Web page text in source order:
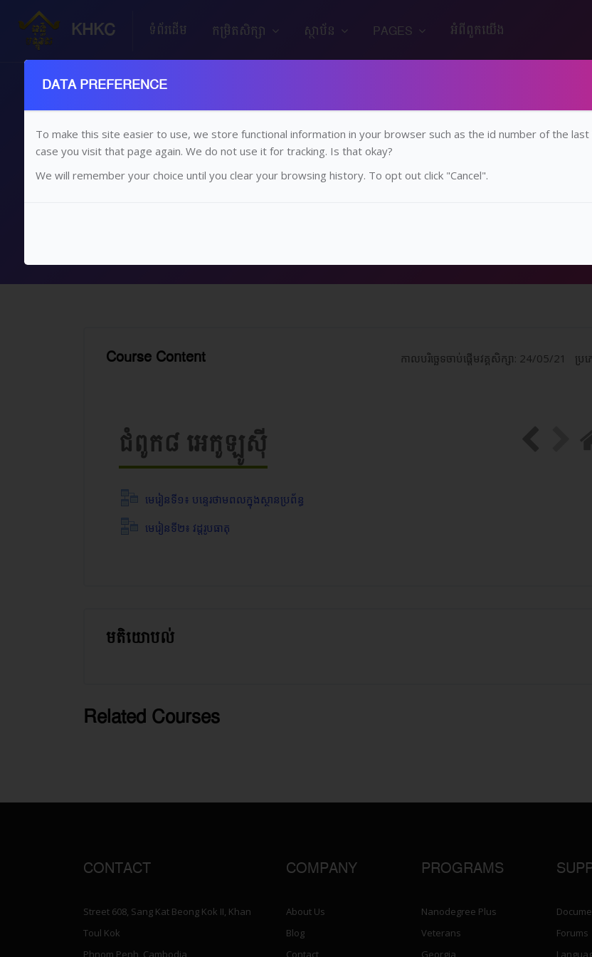
KHKC ទំព័រដើម កម្រិតសិក្សា ស្ថាប័ន PAGES អំពី​ពួក​យើង
ថ្នាក់ទី១២ ជីវវិទ្យា
Course Content កាលបរិច្ឆេទចាប់ផ្ដើមវគ្គសិក្សា: 24/05/21 ប្រ
ជំពូក៨ អេកូឡូស៊ី
មេរៀនទី១៖ បន្ទេរថាមពលក្នុងស្ថានប្រព័ន្ធ
មេរៀនទី២៖ វដ្ដរូបធាតុ
រំលង មតិយោបល់
មតិយោបល់
រំលង [Cocoon] Related courses
Related Courses
CONTACT
Street 608, Sang Kat Beong Kok II, Khan
Toul Kok
Phnom Penh, Cambodia
COMPANY
About Us
Blog
Contact
PROGRAMS
Nanodegree Plus
Veterans
Georgia
Forums
DATA PREFERENCE
To make this site easier to use, we store functional information in your browser such as the id number of the
case you visit that page again. We do not use it for tracking. Is that okay?
We will remember your choice until you clear your browsing history. To opt out click "Cancel".